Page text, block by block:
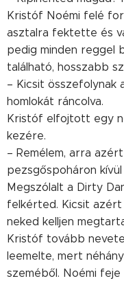
Kristóf Noémi felé
asztalra fektette és
pedig minden reggel
található, hosszabb
– Kicsit összefolynak
homlokát ráncolva.
Kristóf elfojtott egy
kezére.
– Remélem, arra
pezsgőspoháron
Megszólalt a Dirty
felkérted. Kicsit azért
neked kelljen
Kristóf tovább
leemelte, mert
szeméből. Noémi